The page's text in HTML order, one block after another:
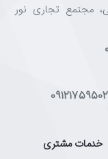
مجتمع تجاری نور
خدمات مشتری